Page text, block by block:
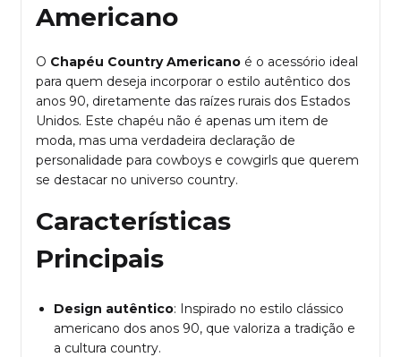
Americano
O Chapéu Country Americano é o acessório ideal
para quem deseja incorporar o estilo autêntico dos
anos 90, diretamente das raízes rurais dos Estados
Unidos. Este chapéu não é apenas um item de
moda, mas uma verdadeira declaração de
personalidade para cowboys e cowgirls que querem
se destacar no universo country.
Características
Principais
Design autêntico: Inspirado no estilo clássico
americano dos anos 90, que valoriza a tradição e
a cultura country.